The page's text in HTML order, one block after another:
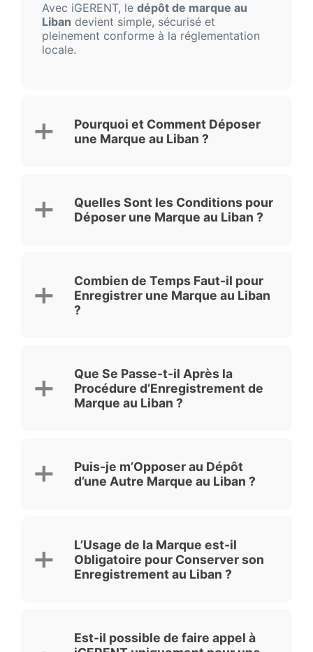
Avec iGERENT, le dépôt de marque au
Liban devient simple, sécurisé et
pleinement conforme à la réglementation
locale.
Pourquoi et Comment Déposer
une Marque au Liban ?
Quelles Sont les Conditions pour
Déposer une Marque au Liban ?
Combien de Temps Faut-il pour
Enregistrer une Marque au Liban
?
Que Se Passe-t-il Après la
Procédure d’Enregistrement de
Marque au Liban ?
Puis-je m’Opposer au Dépôt
d’une Autre Marque au Liban ?
L’Usage de la Marque est-il
Obligatoire pour Conserver son
Enregistrement au Liban ?
Est-il possible de faire appel à